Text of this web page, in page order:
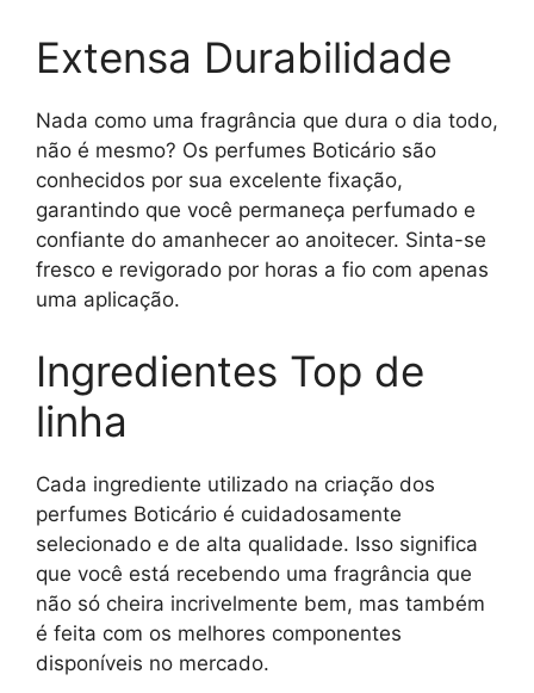
Extensa Durabilidade
Nada como uma fragrância que dura o dia todo,
não é mesmo? Os perfumes Boticário são
conhecidos por sua excelente fixação,
garantindo que você permaneça perfumado e
confiante do amanhecer ao anoitecer. Sinta-se
fresco e revigorado por horas a fio com apenas
uma aplicação.
Ingredientes Top de
linha
Cada ingrediente utilizado na criação dos
perfumes Boticário é cuidadosamente
selecionado e de alta qualidade. Isso significa
que você está recebendo uma fragrância que
não só cheira incrivelmente bem, mas também
é feita com os melhores componentes
disponíveis no mercado.